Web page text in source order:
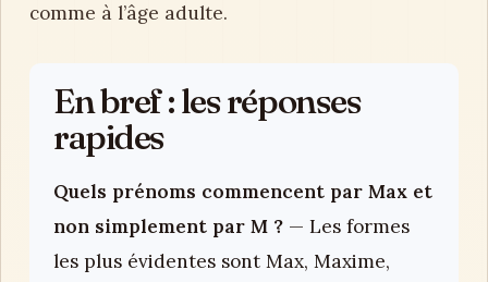
comme à l’âge adulte.
En bref : les réponses
rapides
Quels prénoms commencent par Max et
non simplement par M ? — Les formes
les plus évidentes sont Max, Maxime,